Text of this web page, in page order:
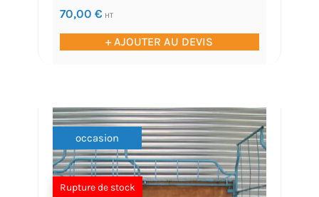
70,00 € HT
+ AJOUTER AU DEVIS
occasion
Rupture de stock